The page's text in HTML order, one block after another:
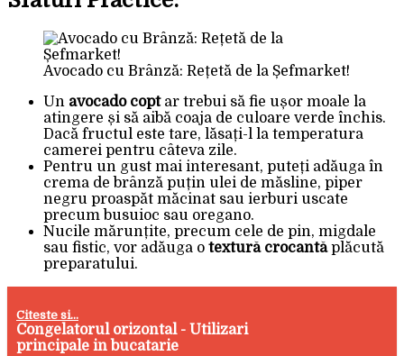
Avocado cu Brânză: Rețetă de la Șefmarket!
Un avocado coptar trebui să fie ușor moale la
atingere și să aibă coaja de culoare verde închis.
Dacă fructul este tare, lăsați-l la temperatura
camerei pentru câteva zile.
Pentru un gust mai interesant, puteți adăuga în
crema de brânză puțin ulei de măsline, piper
negru proaspăt măcinat sau ierburi uscate
precum busuioc sau oregano.
Nucile mărunțite, precum cele de pin, migdale
sau fistic, vor adăuga o textură crocantăplăcută
preparatului.
Citeste si...
Congelatorul orizontal - Utilizari
principale in bucatarie